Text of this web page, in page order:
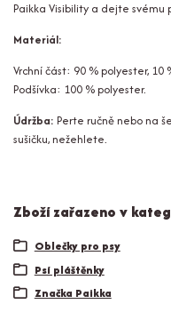
Paikka Visibility a dejte svému
Materiál:
Vrchní část: 90 % polyester, 10
Podšívka: 100 % polyester.
Údržba: Perte ručně nebo na
sušičku, nežehlete.
Zboží zařazeno v
Oblečky pro psy
Psí pláštěnky
Značka Paikka